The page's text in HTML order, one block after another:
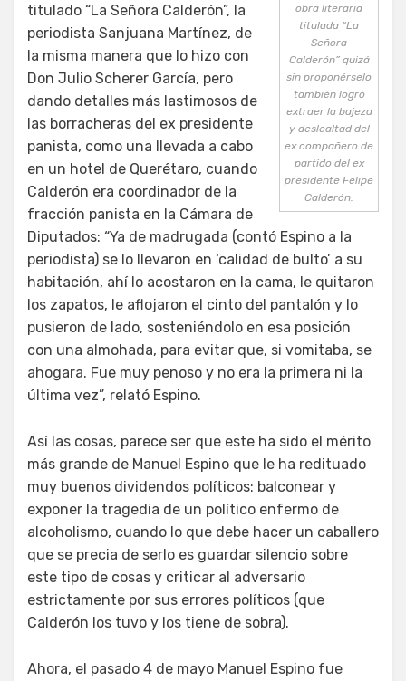
obra literaria
titulada “La
Señora
Calderón” quizá
sin proponérselo
también logró
extraer la bajeza
y deslealtad del
ex compañero de
partido del ex
presidente Felipe
Calderón.
titulado “La Señora Calderón”, la
periodista Sanjuana Martínez, de
la misma manera que lo hizo con
Don Julio Scherer García, pero
dando detalles más lastimosos de
las borracheras del ex presidente
panista, como una llevada a cabo
en un hotel de Querétaro, cuando
Calderón era coordinador de la
fracción panista en la Cámara de
Diputados: “Ya de madrugada (contó Espino a la
periodista) se lo llevaron en ‘calidad de bulto’ a su
habitación, ahí lo acostaron en la cama, le quitaron
los zapatos, le aflojaron el cinto del pantalón y lo
pusieron de lado, sosteniéndolo en esa posición
con una almohada, para evitar que, si vomitaba, se
ahogara. Fue muy penoso y no era la primera ni la
última vez”, relató Espino.
Así las cosas, parece ser que este ha sido el mérito
más grande de Manuel Espino que le ha redituado
muy buenos dividendos políticos: balconear y
exponer la tragedia de un político enfermo de
alcoholismo, cuando lo que debe hacer un caballero
que se precia de serlo es guardar silencio sobre
este tipo de cosas y criticar al adversario
estrictamente por sus errores políticos (que
Calderón los tuvo y los tiene de sobra).
Ahora, el pasado 4 de mayo Manuel Espino fue